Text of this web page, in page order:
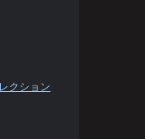
クション